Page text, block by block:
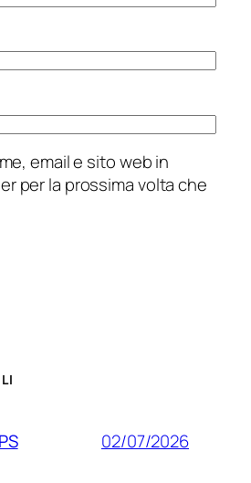
email e sito web in
per la prossima volta che
02/07/2026